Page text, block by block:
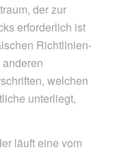
der zur
erforderlich ist
Richtlinien-
welchen
unterliegt,
läuft eine vom